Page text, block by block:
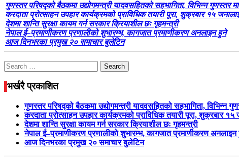
गुणस्तर परिषद्को बैठकमा उद्योगमन्त्री यादवसहितको सहभागिता, विभिन्न गुणस्तर
करदाता प्रोत्साहन उपहार कार्यक्रमको प्राविधिक तयारी पूरा, शुक्रबार १५
देशमा शान्ति सुरक्षा कायम गर्न सरकार क्रियाशील छः गृहमन्त्री
नेपाल ई–प्रमाणीकरण प्रणालीको शुभारम्भ, कागजात प्रमाणीकरण अनलाइन हुने
आज दिनभरका प्रमुख २० समाचार बुलेटिन
Search
for:
भर्खरै प्रकाशित
गुणस्तर परिषद्को बैठकमा उद्योगमन्त्री यादवसहितको सहभागिता, विभिन्न
करदाता प्रोत्साहन उपहार कार्यक्रमको प्राविधिक तयारी पूरा,
देशमा शान्ति सुरक्षा कायम गर्न सरकार क्रियाशील छः गृहमन्त्री
नेपाल ई–प्रमाणीकरण प्रणालीको शुभारम्भ, कागजात प्रमाणीकरण अनलाइन
आज दिनभरका प्रमुख २० समाचार बुलेटिन